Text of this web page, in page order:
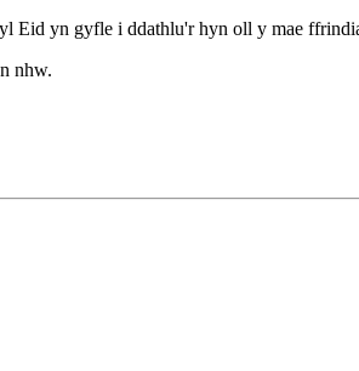
Eid yn gyfle i ddathlu'r hyn oll y mae
nhw.